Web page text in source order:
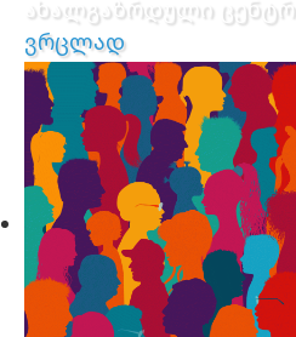
ახალგაზრდული
ვრცლად